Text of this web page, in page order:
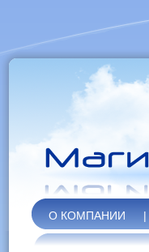
О КОМПАНИИ |